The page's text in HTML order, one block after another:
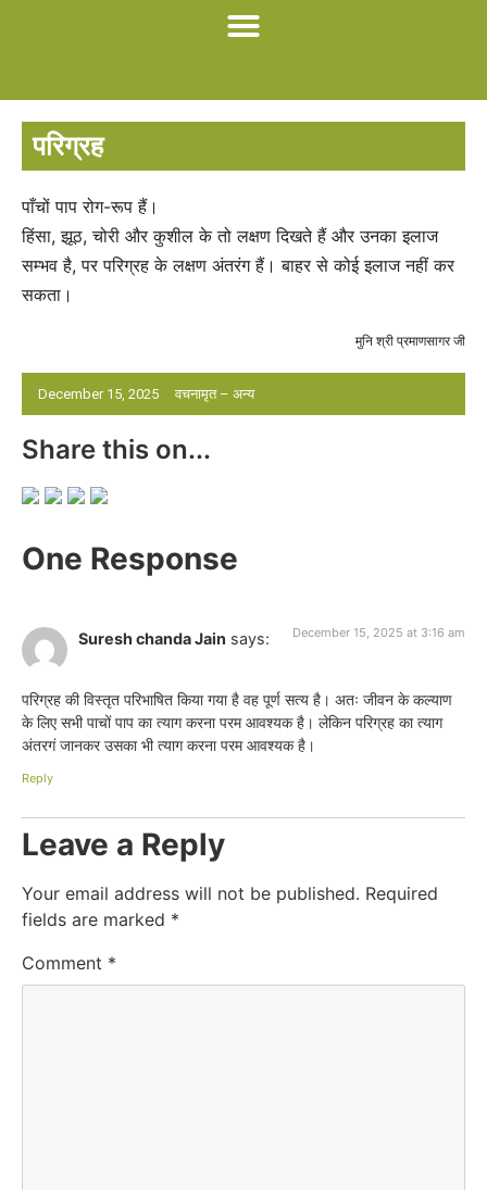
परिग्रह
December 15, 2025 वचनामृत – अन्य
पाँचों पाप रोग-रूप हैं।
हिंसा, झूठ, चोरी और कुशील के तो लक्षण दिखते हैं और उनका इलाज
सम्भव है, पर परिग्रह के लक्षण अंतरंग हैं। बाहर से कोई इलाज नहीं कर
सकता।
मुनि श्री प्रमाणसागर जी
Share this on...
One Response
Suresh chanda Jain says: December 15, 2025 at 3:16 am
परिग्रह की विस्तृत परिभाषित किया गया है वह पूर्ण सत्य है। अतः जीवन के कल्याण
के लिए सभी पाचों पाप का त्याग करना परम आवश्यक है। लेकिन परिग्रह का त्याग
अंतरगं जानकर उसका भी त्याग करना परम आवश्यक है।
Reply
Leave a Reply
Your email address will not be published. Required
fields are marked *
Comment *